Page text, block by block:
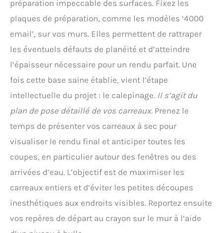
préparation impeccable des surfaces. Fixez les
plaques de préparation, comme les modèles ‘4000
email’, sur vos murs. Elles permettent de rattraper
les éventuels défauts de planéité et d’atteindre
l’épaisseur nécessaire pour un rendu parfait. Une
fois cette base saine établie, vient l’étape
intellectuelle du projet : le calepinage. Il s’agit du
plan de pose détaillé de vos carreaux. Prenez le
temps de présenter vos carreaux à sec pour
visualiser le rendu final et anticiper toutes les
coupes, en particulier autour des fenêtres ou des
arrivées d’eau. L’objectif est de maximiser les
carreaux entiers et d’éviter les petites découpes
inesthétiques aux endroits visibles. Reportez ensuite
vos repères de départ au crayon sur le mur à l’aide